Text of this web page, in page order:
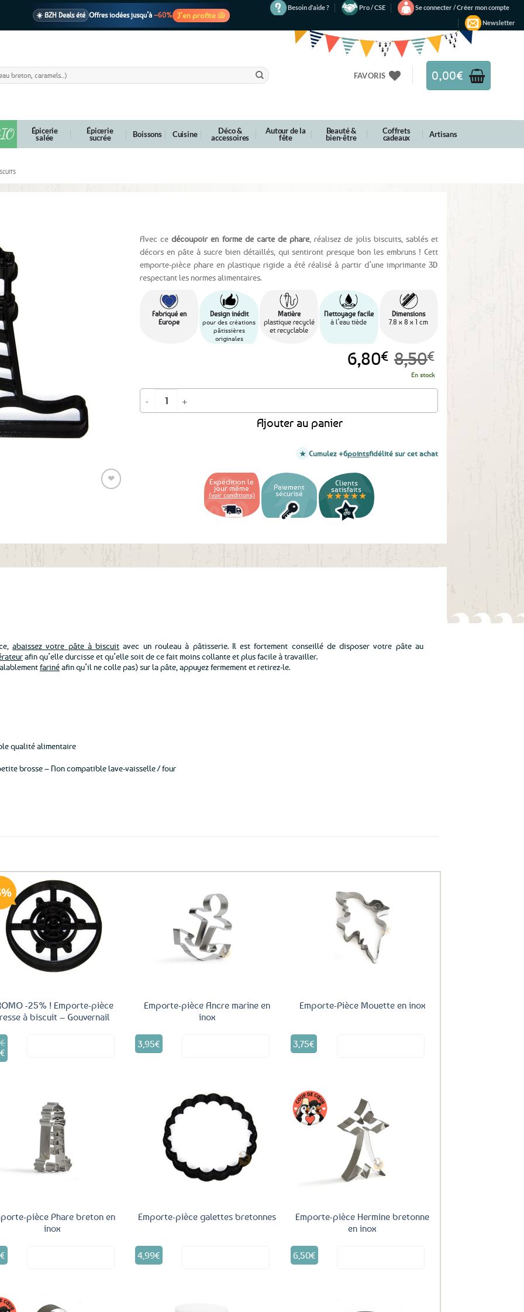
☀️ BZH Deals été Offres iodées jusqu’à –60% J’en profite 🐚
Besoin d’aide ? Pro / CSE
Se connecter / Créer mon compte
Newsletter
FAVORIS 0,00€
Épicerie
salée
Épicerie
sucrée Boissons Cuisine Déco &
accessoires
Autour de la
fête
Beauté &
bien-être
Coffrets
cadeaux Artisans
❤
Avec cedécoupoir en forme de carte de phare , réalisez de jolis biscuits, sablés et
décors en pâte à sucre bien détaillés, qui sentiront presque bon les embruns ! Cett
emporte-pièce phare en plastique rigide a été réalisé à partir d’une imprimante 3D
respectant les normes alimentaires.
Fabriqué en
Europe
Design inédit
pour des créations
pâtissières
originales
Matière
plastique recyclé
et recyclable
Nettoyage facile
à l’eau tiède
Dimensions
7.8 x 8 x 1 cm
8,50€
Le
initial
était :
6,80€Le
prix
actuel
est :
En stock
quantité de PROMO -20% ! Emporte-pièce/Presse à biscuit Phare breton
Ajouter au panier
Cumulez +6pointsfidélité sur cet achat
Expédition le
jour même
(voir conditions)
Paiement
sécurisé
Clients
satisfaits
★★★★★
abaissez votre pâte à biscuit avec un rouleau à pâtisserie. Il est fortement conseillé de disposer votre pâte au
afin qu’elle durcisse et qu’elle soit de ce fait moins collante et plus facile à travailler.
farinéafin qu’il ne colle pas) sur la pâte, appuyez fermement et retirez-le.
qualité alimentaire
brosse – Non compatible lave-vaisselle / four
Ajouter
aux
favoris
-25% ! Emporte-pièce
à biscuit – Gouvernail
€
€
Emporte-pièce Ancre marine en
inox
3,95€
Emporte-Pièce Mouette en inox
3,75€
pièce Phare breton en
inox
€
Ajouter
aux
favoris
Emporte-pièce galettes bretonnes
4,99€
Emporte-pièce Hermine bretonne
en inox
6,50€